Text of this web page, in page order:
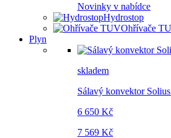
Novinky v nabídce
Hydrostop
Ohřívače
Plyn
skladem
Sálavý konvektor
6 650 Kč
7 569 Kč